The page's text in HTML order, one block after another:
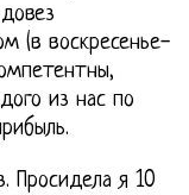
(в воскресенье-
из нас по
Просидела я 10